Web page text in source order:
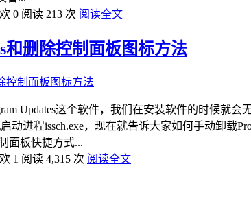
0 阅读 213 次 阅读全文
和删除控制面板图标方法
Updates这个软件，我们在安装软件的时候就会
动进程issch.exe，现在就告诉大家如何手动卸载
面板快捷方式...
1 阅读 4,315 次 阅读全文